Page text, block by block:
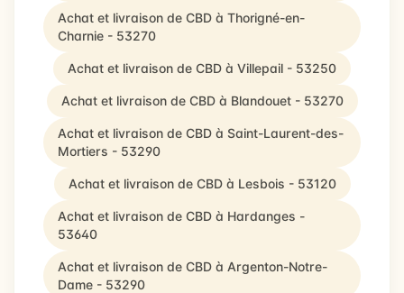
Achat et livraison de CBD à Thorigné-en-
Charnie - 53270
Achat et livraison de CBD à Villepail - 53250
Achat et livraison de CBD à Blandouet - 53270
Achat et livraison de CBD à Saint-Laurent-des-
Mortiers - 53290
Achat et livraison de CBD à Lesbois - 53120
Achat et livraison de CBD à Hardanges -
53640
Achat et livraison de CBD à Argenton-Notre-
Dame - 53290